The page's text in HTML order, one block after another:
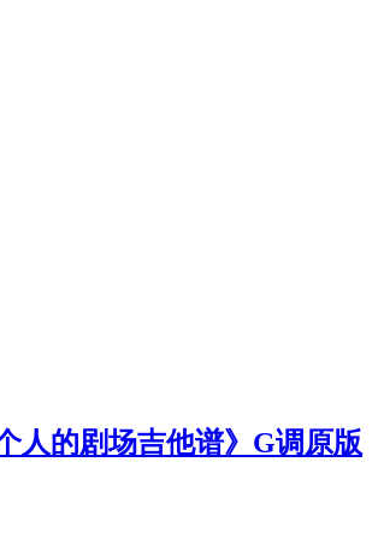
人的剧场吉他谱》G调原版